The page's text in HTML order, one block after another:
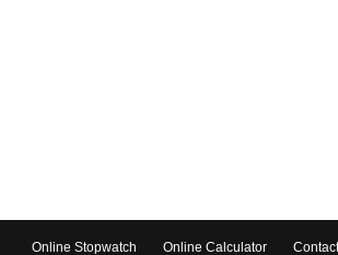
Online Stopwatch Online Calculator